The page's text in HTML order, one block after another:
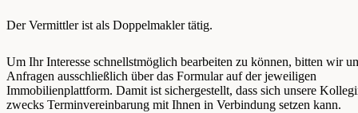
Der Vermittler ist als Doppelmakler tätig.
Um Ihr Interesse schnellstmöglich bearbeiten zu können, bitten wir
Anfragen ausschließlich über das Formular auf der jeweiligen
Immobilienplattform. Damit ist sichergestellt, dass sich unsere
zwecks Terminvereinbarung mit Ihnen in Verbindung setzen kann.